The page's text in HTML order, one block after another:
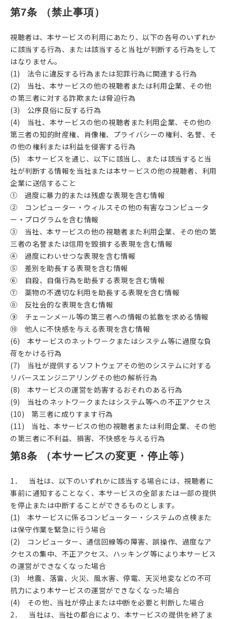
第7条 （禁止事項）
視聴者は、本サービスの利用にあたり、以下の各号のいずれか
に該当する行為、または該当すると当社が判断する行為をして
はなりません。
(1) 法令に違反する行為または犯罪行為に関連する行為
(2) 当社、本サービスの他の視聴者または利用企業、その他
の第三者に対する詐欺または脅迫行為
(3) 公序良俗に反する行為
(4) 当社、本サービスの他の視聴者また利用企業、その他の
第三者の知的財産権、肖像権、プライバシーの権利、名誉、そ
の他の権利または利益を侵害する行為
(5) 本サービスを通じ、以下に該当し、または該当すると当
社が判断する情報を当社または本サービスの他の視聴者、利用
企業に送信すること
① 過度に暴力的または残虐な表現を含む情報
② コンピューター・ウィルスその他の有害なコンピュータ
ー・プログラムを含む情報
③ 当社、本サービスの他の視聴者また利用企業、その他の第
三者の名誉または信用を毀損する表現を含む情報
④ 過度にわいせつな表現を含む情報
⑤ 差別を助長する表現を含む情報
⑥ 自殺、自傷行為を助長する表現を含む情報
⑦ 薬物の不適切な利用を助長する表現を含む情報
⑧ 反社会的な表現を含む情報
⑨ チェーンメール等の第三者への情報の拡散を求める情報
⑩ 他人に不快感を与える表現を含む情報
(6) 本サービスのネットワークまたはシステム等に過度な負
荷をかける行為
(7) 当社が提供するソフトウェアその他のシステムに対する
リバースエンジニアリングその他の解析行為
(8) 本サービスの運営を妨害するおそれのある行為
(9) 当社のネットワークまたはシステム等への不正アクセス
(10) 第三者に成りすます行為
(11) 当社、本サービスの他の視聴者または利用企業、その他
の第三者に不利益、損害、不快感を与える行為
第8条 （本サービスの変更・停止等）
1． 当社は、以下のいずれかに該当する場合には、視聴者に
事前に通知することなく、本サービスの全部または一部の提供
を停止または中断することができるものとします。
(1) 本サービスに係るコンピューター・システムの点検また
は保守作業を緊急に行う場合
(2) コンピューター、通信回線等の障害、誤操作、過度なア
クセスの集中、不正アクセス、ハッキング等により本サービス
の運営ができなくなった場合
(3) 地震、落雷、火災、風水害、停電、天災地変などの不可
抗力により本サービスの運営ができなくなった場合
(4) その他、当社が停止または中断を必要と判断した場合
2． 当社は、当社の都合により、本サービスの提供を終了ま